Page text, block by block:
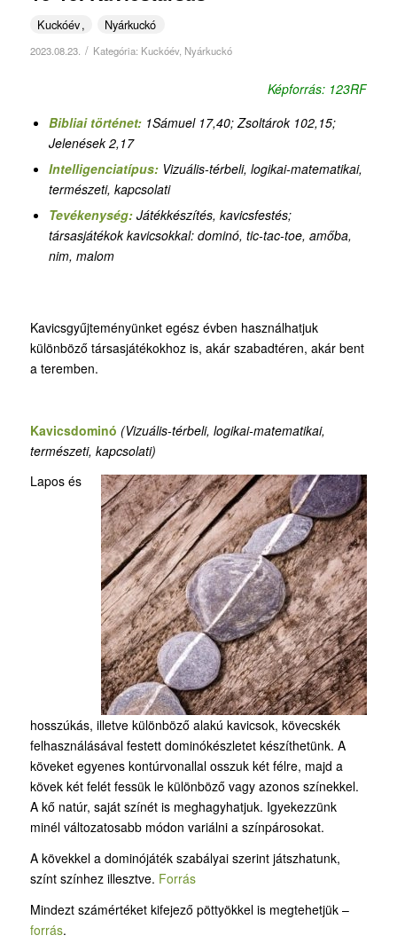
Kuckóév Nyárkuckó
2023.08.23. / Kategória: Kuckóév, Nyárkuckó
Képforrás: 123RF
Bibliai történet:1Sámuel 17,40; Zsoltárok 102,15;
Jelenések 2,17
Intelligenciatípus: Vizuális-térbeli, logikai-matematikai,
természeti, kapcsolati
Tevékenység: Játékkészítés, kavicsfestés;
társasjátékok kavicsokkal: dominó, tic-tac-toe, amőba,
nim, malom
Kavicsgyűjteményünket egész évben használhatjuk
különböző társasjátékokhoz is, akár szabadtéren, akár bent
a teremben.
Kavicsdominó (Vizuális-térbeli, logikai-matematikai,
természeti, kapcsolati)
Lapos és
hosszúkás, illetve különböző alakú kavicsok, kövecskék
felhasználásával festett dominókészletet készíthetünk. A
köveket egyenes kontúrvonallal osszuk két félre, majd a
kövek két felét fessük le különböző vagy azonos színekkel.
A kő natúr, saját színét is meghagyhatjuk. Igyekezzünk
minél változatosabb módon variálni a színpárosokat.
A kövekkel a dominójáték szabályai szerint játszhatunk,
színt színhez illesztve. Forrás
Mindezt számértéket kifejező pöttyökkel is megtehetjük –
forrás.